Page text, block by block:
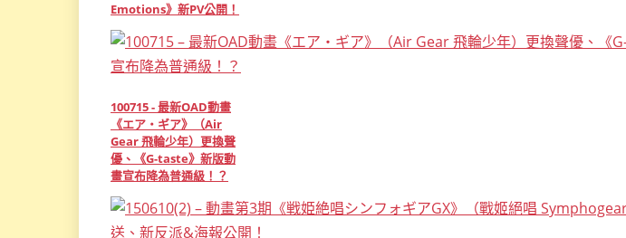
Emotions》新PV公開！
100715 - 最新OAD動畫
《エア・ギア》（Air
Gear 飛輪少年）更換聲
優、《G-taste》新版動
畫宣布降為普通級！？